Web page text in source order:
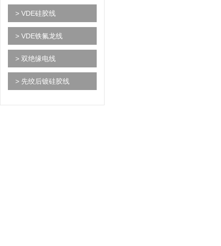
> VDE硅胶线
> VDE铁氟龙线
> 双绝缘电线
> 先绞后镀硅胶线